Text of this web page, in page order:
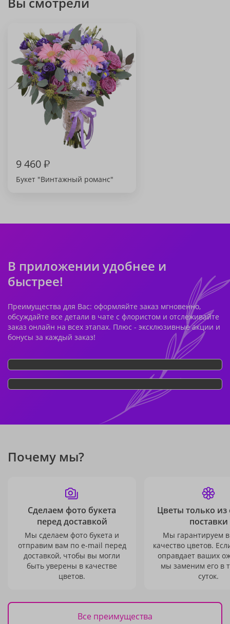
9 460₽
Букет "Винтажный романс"
В приложении удобнее и
быстрее!
Преимущества для Вас: оформляйте заказ мгновенно,
обсуждайте все детали в чате с флористом и отслеживайте
заказ онлайн на всех этапах. Плюс - эксклюзивные акции и
бонусы за каждый заказ!
Почему мы?
Сделаем фото букета
перед доставкой
Мы сделаем фото букета и
отправим вам по e-mail перед
доставкой, чтобы вы могли
быть уверены в качестве
цветов.
Цветы только из
поставки
Мы гарантируем
качество цветов.
оправдает ваших
мы заменим его в
суток.
Все преимущества